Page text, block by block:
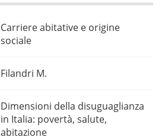
Carriere abitative e origine
sociale
Filandri M.
Dimensioni della disuguaglianza
in Italia: povertà, salute,
abitazione